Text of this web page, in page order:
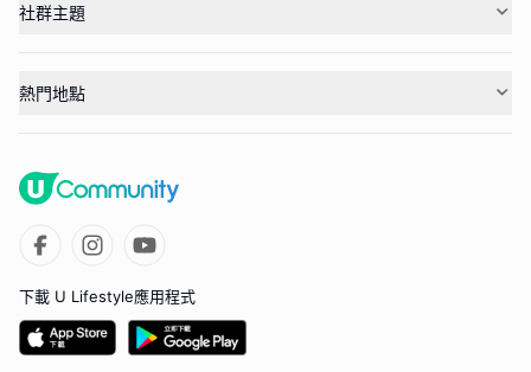
社群主題
熱門地點
下載 U Lifestyle應用程式